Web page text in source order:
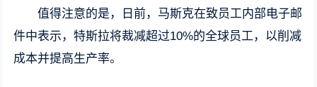
值得注意的是，日前，马斯克在致员工内部电子邮
件中表示，特斯拉将裁减超过10%的全球员工，以削减
成本并提高生产率。